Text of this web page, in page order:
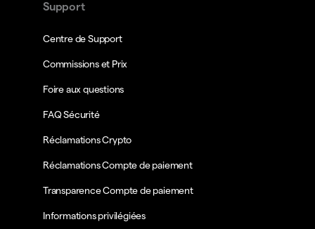
Support
Centre de Support
Commissions et Prix
Foire aux questions
FAQ Sécurité
Réclamations Crypto
Réclamations Compte de paiement
Transparence Compte de paiement
Informations privilégiées